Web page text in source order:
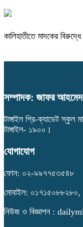
কালিহাতীতে মাদকের
সম্পাদক: জাফর আহমেদ
টাঙ্গাইল প্রি-ক্যাডেট স্কুল
টাঙ্গাইল- ১৯০০।
যোগাযোগ
ফোন: ০২-৯৯৭৭৫৩৫৪৮
মোবাইল:
নিউজ ও বিজ্ঞাপন :